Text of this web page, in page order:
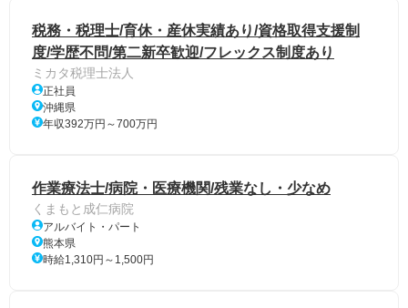
税務・税理士/育休・産休実績あり/資格取得支援制
度/学歴不問/第二新卒歓迎/フレックス制度あり
ミカタ税理士法人
正社員
沖縄県
年収392万円～700万円
作業療法士/病院・医療機関/残業なし・少なめ
くまもと成仁病院
アルバイト・パート
熊本県
時給1,310円～1,500円